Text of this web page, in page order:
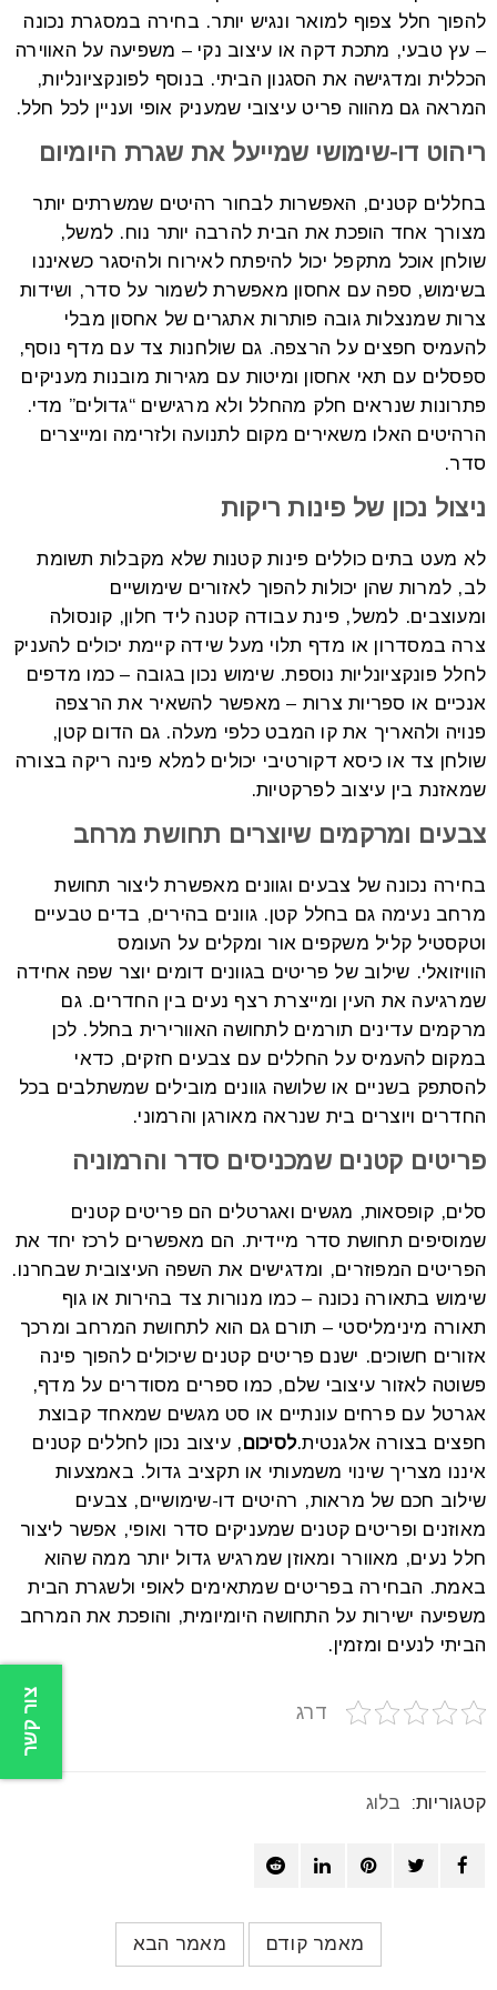
להפוך חלל צפוף למואר ונגיש יותר. בחירה במסגרת נכונה
– עץ טבעי, מתכת דקה או עיצוב נקי – משפיעה על האווירה
הכללית ומדגישה את הסגנון הביתי. בנוסף לפונקציונליות,
המראה גם מהווה פריט עיצובי שמעניק אופי ועניין לכל חלל.
ריהוט דו-שימושי שמייעל את שגרת היומיום
בחללים קטנים, האפשרות לבחור רהיטים שמשרתים יותר
מצורך אחד הופכת את הבית להרבה יותר נוח. למשל,
שולחן אוכל מתקפל יכול להיפתח לאירוח ולהיסגר כשאיננו
בשימוש, ספה עם אחסון מאפשרת לשמור על סדר, ושידות
צרות שמנצלות גובה פותרות אתגרים של אחסון מבלי
להעמיס חפצים על הרצפה. גם שולחנות צד עם מדף נוסף,
ספסלים עם תאי אחסון ומיטות עם מגירות מובנות מעניקים
פתרונות שנראים חלק מהחלל ולא מרגישים “גדולים” מדי.
הרהיטים האלו משאירים מקום לתנועה ולזרימה ומייצרים
סדר.
ניצול נכון של פינות ריקות
לא מעט בתים כוללים פינות קטנות שלא מקבלות תשומת
לב, למרות שהן יכולות להפוך לאזורים שימושיים
ומעוצבים. למשל, פינת עבודה קטנה ליד חלון, קונסולה
צרה במסדרון או מדף תלוי מעל שידה קיימת יכולים להעניק
לחלל פונקציונליות נוספת. שימוש נכון בגובה – כמו מדפים
אנכיים או ספריות צרות – מאפשר להשאיר את הרצפה
פנויה ולהאריך את קו המבט כלפי מעלה. גם הדום קטן,
שולחן צד או כיסא דקורטיבי יכולים למלא פינה ריקה בצורה
שמאזנת בין עיצוב לפרקטיות.
צבעים ומרקמים שיוצרים תחושת מרחב
בחירה נכונה של צבעים וגוונים מאפשרת ליצור תחושת
מרחב נעימה גם בחלל קטן. גוונים בהירים, בדים טבעיים
וטקסטיל קליל משקפים אור ומקלים על העומס
הוויזואלי. שילוב של פריטים בגוונים דומים יוצר שפה אחידה
שמרגיעה את העין ומייצרת רצף נעים בין החדרים. גם
מרקמים עדינים תורמים לתחושה האוורירית בחלל. לכן
במקום להעמיס על החללים עם צבעים חזקים, כדאי
להסתפק בשניים או שלושה גוונים מובילים שמשתלבים בכל
החדרים ויוצרים בית שנראה מאורגן והרמוני.
פריטים קטנים שמכניסים סדר והרמוניה
סלים, קופסאות, מגשים ואגרטלים הם פריטים קטנים
שמוסיפים תחושת סדר מיידית. הם מאפשרים לרכז יחד את
הפריטים המפוזרים, ומדגישים את השפה העיצובית שבחרנו.
שימוש בתאורה נכונה – כמו מנורות צד בהירות או גוף
תאורה מינימליסטי – תורם גם הוא לתחושת המרחב ומרכך
אזורים חשוכים. ישנם פריטים קטנים שיכולים להפוך פינה
פשוטה לאזור עיצובי שלם, כמו ספרים מסודרים על מדף,
אגרטל עם פרחים עונתיים או סט מגשים שמאחד קבוצת
חפצים בצורה אלגנטית.לסיכום, עיצוב נכון לחללים קטנים
איננו מצריך שינוי משמעותי או תקציב גדול. באמצעות
שילוב חכם של מראות, רהיטים דו-שימושיים, צבעים
מאוזנים ופריטים קטנים שמעניקים סדר ואופי, אפשר ליצור
חלל נעים, מאוורר ומאוזן שמרגיש גדול יותר ממה שהוא
באמת. הבחירה בפריטים שמתאימים לאופי ולשגרת הבית
משפיעה ישירות על התחושה היומיומית, והופכת את המרחב
הביתי לנעים ומזמין.
דרג
קטגוריות: בלוג
מאמר קודם מאמר הבא
צור קשר